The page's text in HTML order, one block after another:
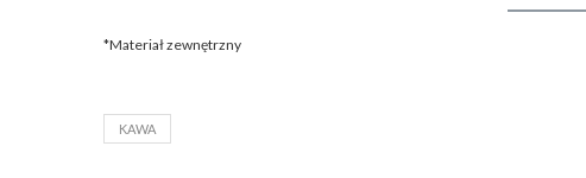
*Materiał zewnętrzny
KAWA